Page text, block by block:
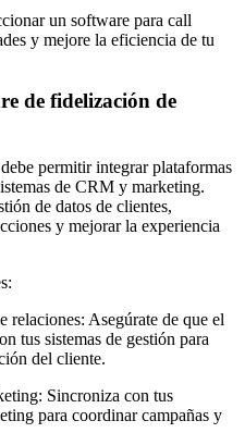
un software para call
y mejore la eficiencia de tu
de fidelización de
permitir integrar plataformas
de CRM y marketing.
de datos de clientes,
y mejorar la experiencia
relaciones: Asegúrate de que el
tus sistemas de gestión para
del cliente.
Sincroniza con tus
para coordinar campañas y